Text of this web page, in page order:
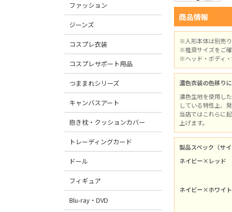
ファッション
ジーンズ
コスプレ衣装
コスプレサポート用品
つままれシリーズ
キャンバスアート
抱き枕・クッションカバー
トレーディングカード
ドール
フィギュア
Blu-ray・DVD
商品情報
※人形本体は別売り
※推奨サイズをご確
※ヘッド・ボディ・
濃色衣装の色移り
濃色生地を使用し
している特性上、
当店ではこれらに
上げます。
製品スペック（サイ
ネイビー×レッド
ネイビー×ホワイト